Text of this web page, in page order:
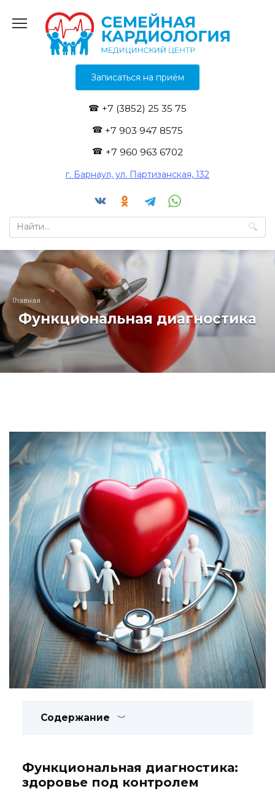
содержанию
Записаться на приём
+7 (3852) 25 35 75
+7 903 947 8575
+7 960 963 6702
г. Барнаул, ул. Партизанская, 132
Search
for:
Главная
Функциональная диагностика
Содержание
Функциональная диагностика:
здоровье под контролем